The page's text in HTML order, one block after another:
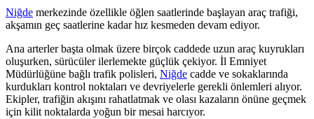
Niğde merkezinde özellikle öğlen saatlerinde başlayan araç trafiği,
akşamın geç saatlerine kadar hız kesmeden devam ediyor.
Ana arterler başta olmak üzere birçok caddede uzun araç kuyrukları
oluşurken, sürücüler ilerlemekte güçlük çekiyor. İl Emniyet
Müdürlüğüne bağlı trafik polisleri, Niğde cadde ve sokaklarında
kurdukları kontrol noktaları ve devriyelerle gerekli önlemleri alıyor.
Ekipler, trafiğin akışını rahatlatmak ve olası kazaların önüne geçmek
için kilit noktalarda yoğun bir mesai harcıyor.